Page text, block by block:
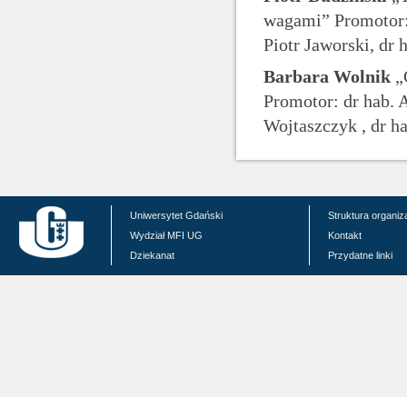
wagami”
Piotr Jaworski, dr
Barbara Wolnik
Promotor: dr hab.
Wojtaszczyk , dr
Uniwersytet Gdański
Wydział MFI UG
Dziekanat
Struktura
Kontakt
Przydatne linki